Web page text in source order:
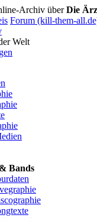
Archiv überDie
Forum (kill-them-
Welt
Bands